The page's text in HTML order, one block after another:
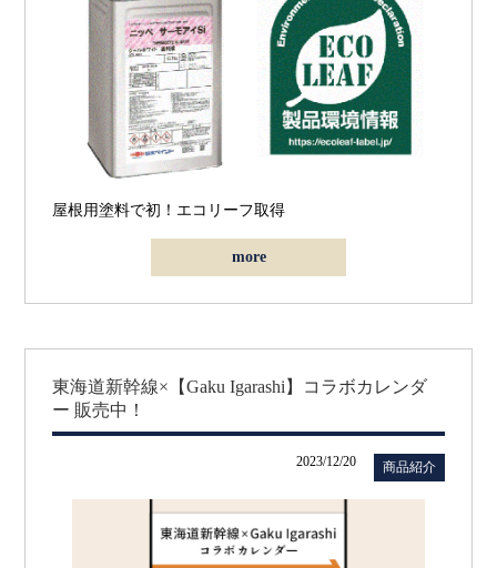
屋根用塗料で初！エコリーフ取得
more
東海道新幹線×【Gaku Igarashi】コラボカレンダ
ー 販売中！
2023/12/20 商品紹介